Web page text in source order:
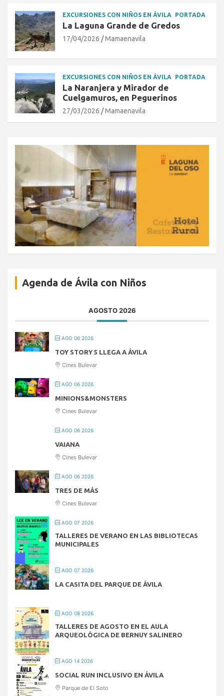
EXCURSIONES CON NIÑOS EN ÁVILA PORTADA
La Laguna Grande de Gredos
17/04/2026 Mamaenavila
EXCURSIONES CON NIÑOS EN ÁVILA PORTADA
La Naranjera y Mirador de
Cuelgamuros, en Peguerinos
27/03/2026 Mamaenavila
Agenda de Ávila con Niños
AGOSTO 2026
AGO 06 2026
TOY STORY 5 LLEGA A ÁVILA
Cines Bulevar
AGO 06 2026
MINIONS&MONSTERS
Cines Bulevar
AGO 06 2026
VAIANA
Cines Bulevar
AGO 06 2026
TRES DE MÁS
Cines Bulevar
AGO 07 2026
TALLERES DE VERANO EN LAS BIBLIOTECAS
MUNICIPALES
AGO 07 2026
LA CASITA DEL PARQUE DE ÁVILA
AGO 08 2026
TALLERES DE AGOSTO EN EL AULA
ARQUEOLÓGICA DE BERNUY SALINERO
AGO 14 2026
SOCIAL RUN INCLUSIVO EN ÁVILA
Parque de El Soto